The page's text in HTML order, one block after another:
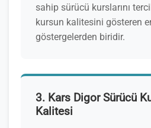
sahip sürücü kurslarını
kursun kalitesini gösteren
göstergelerden biridir.
3. Kars Digor Sürücü
Kalitesi